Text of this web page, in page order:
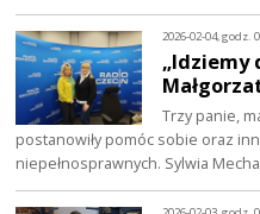
2026-02-04, godz.
„Idziemy
Trzy panie,
postanowiły pomóc sobie oraz
niepełnosprawnych. Sylwia